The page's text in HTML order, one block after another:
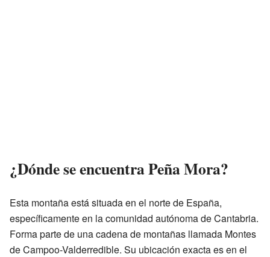
¿Dónde se encuentra Peña Mora?
Esta montaña está situada en el norte de España,
específicamente en la comunidad autónoma de Cantabria.
Forma parte de una cadena de montañas llamada Montes
de Campoo-Valderredible. Su ubicación exacta es en el